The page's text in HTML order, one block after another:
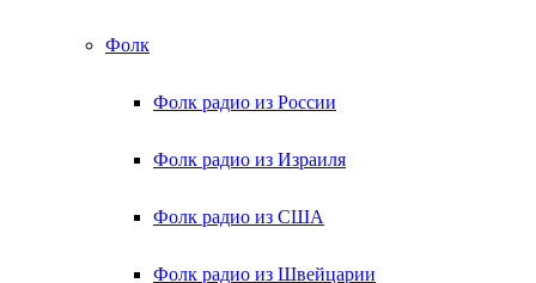
Фолк
Фолк радио из России
Фолк радио из Израиля
Фолк радио из США
Фолк радио из Швейцарии